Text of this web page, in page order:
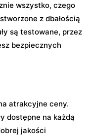
wszystko, czego
z dbałością
są testowane, przez
bezpiecznych
atrakcyjne ceny.
dostępne na każdą
jakości